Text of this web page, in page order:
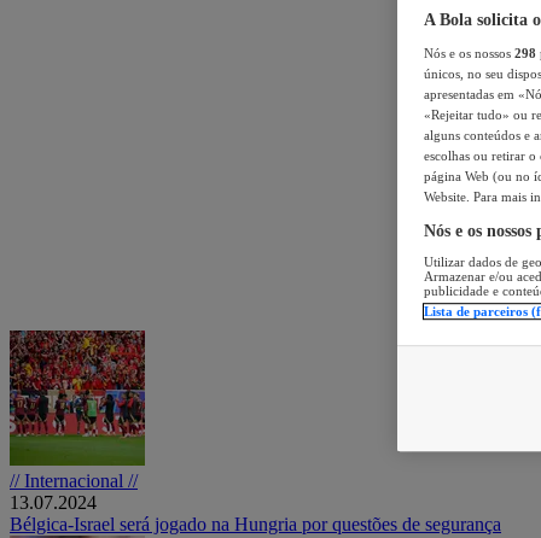
// Internacional //
13.07.2024
Bélgica-Israel será jogado na Hungria por questões de segurança
A Bola solicita
Nós e os nossos 298
únicos, no seu
apresentadas em
«Rejeitar tudo» ou
alguns conteúdos e
escolhas ou retirar
página Web (ou no
Website. Para mais
Nós e os
Utilizar dados de
Armazenar e/ou
publicidade e
Lista de parceiros